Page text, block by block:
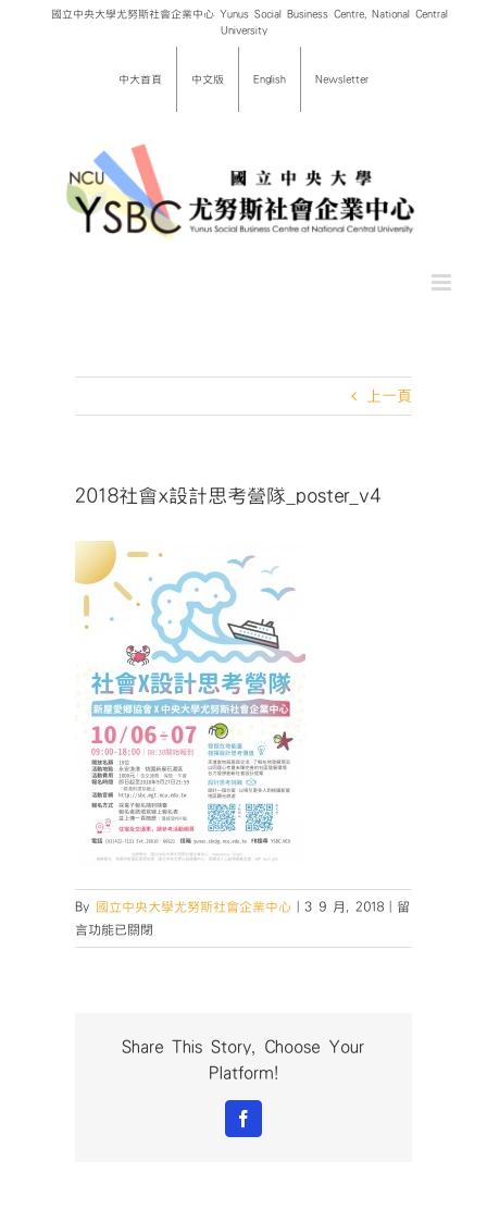
國立中央大學尤努斯社會企業中心 Yunus Social Business Centre, National Central
University
中大首頁 中文版 English Newsletter
上一頁
2018社會x設計思考營隊_poster_v4
By 國立中央大學尤努斯社會企業中心 3 9 月, 2018
在
社
留
言功能已關閉
Share This Story, Choose Your
Platform!
Facebook